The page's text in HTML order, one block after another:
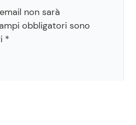
non sarà
obbligatori sono
*